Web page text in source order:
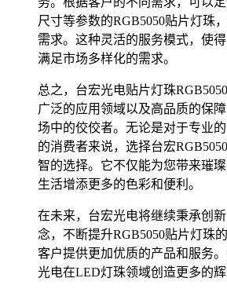
尺寸等参数的RGB5050贴片灯珠
需求。这种灵活的服务模式，使
满足市场多样化的需求。
总之，台宏光电贴片灯珠
广泛的应用领域以及高品质的保
场中的佼佼者。无论是对于专业
的消费者来说，选择台宏
智的选择。它不仅能为您带来璀
生活增添更多的色彩和便利。
在未来，台宏光电将继续秉承创
念，不断提升RGB5050贴片灯珠
客户提供更加优质的产品和服务
光电在LED灯珠领域创造更多的辉